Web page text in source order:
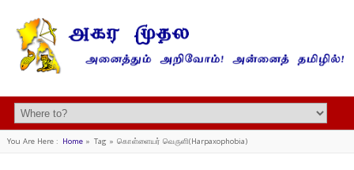
You Are Here : Home» Tag » கொள்ளையர் வெருளி(Harpaxophobia)